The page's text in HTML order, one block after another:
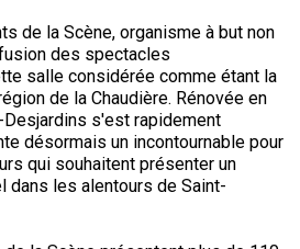
de la Scène, organisme à but non
des spectacles
salle considérée comme étant la
de la Chaudière. Rénovée en
s'est rapidement
désormais un incontournable pour
qui souhaitent présenter un
dans les alentours de Saint-